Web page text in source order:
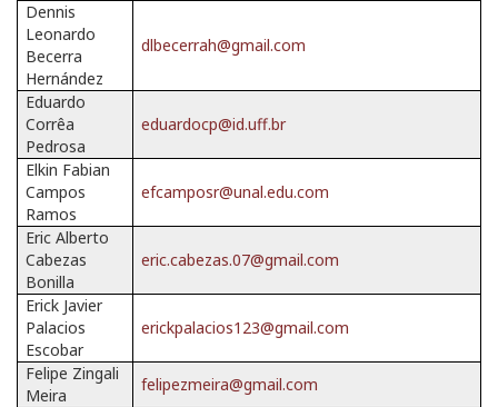
Dennis
Leonardo
Becerra
Hernández
dlbecerrah@gmail.com
Eduardo
Corrêa
Pedrosa
eduardocp@id.uff.br
Elkin Fabian
Campos
Ramos
efcamposr@unal.edu.com
Eric Alberto
Cabezas
Bonilla
eric.cabezas.07@gmail.com
Erick Javier
Palacios
Escobar
erickpalacios123@gmail.com
Felipe Zingali
Meira
felipezmeira@gmail.com